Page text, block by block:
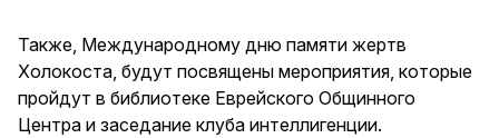
Также, Международному дню памяти жертв
Холокоста, будут посвящены мероприятия, которые
пройдут в библиотеке Еврейского Общинного
Центра и заседание клуба интеллигенции.